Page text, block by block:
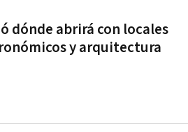
dónde abrirá con locales
y arquitectura